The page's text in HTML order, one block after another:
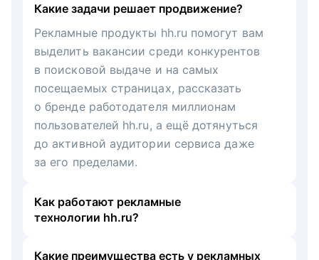
Какие задачи решает продвижение?
Рекламные продукты hh.ru помогут вам
выделить вакансии среди конкурентов
в поисковой выдаче и на самых
посещаемых страницах, рассказать
о бренде работодателя миллионам
пользователей hh.ru, а ещё дотянуться
до активной аудитории сервиса даже
за его пределами.
Как работают рекламные
технологии hh.ru?
Какие преимущества есть у рекламных